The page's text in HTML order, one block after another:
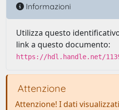
Informazioni
Utilizza questo
link a questo documento:
https://hdl.handle.net/
Attenzione
Attenzione! I dati